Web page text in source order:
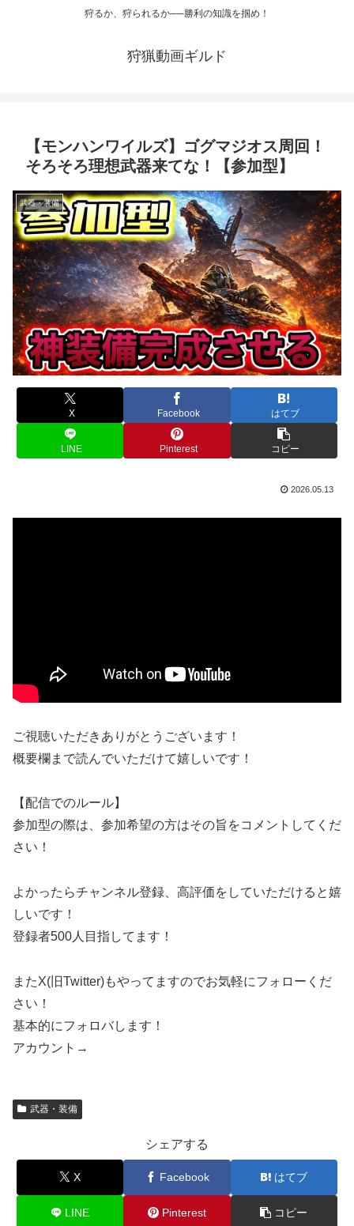
狩るか、狩られるか──勝利の知識を掴め！
狩猟動画ギルド
【モンハンワイルズ】ゴグマジオス周回！
そろそろ理想武器来てな！【参加型】
武器・装備
X Facebook はてブ
LINE Pinterest コピー
2026.05.13
ご視聴いただきありがとうございます！
概要欄まで読んでいただけて嬉しいです！
【配信でのルール】
参加型の際は、参加希望の方はその旨をコメントしてくだ
さい！
よかったらチャンネル登録、高評価をしていただけると嬉
しいです！
登録者500人目指してます！
またX(旧Twitter)もやってますのでお気軽にフォローくだ
さい！
基本的にフォロバします！
アカウント→
武器・装備
シェアする
X Facebook はてブ
LINE Pinterest コピー